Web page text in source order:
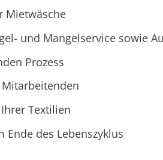
Mietwäsche
und Mangelservice sowie
Prozess
Textilien
des Lebenszyklus